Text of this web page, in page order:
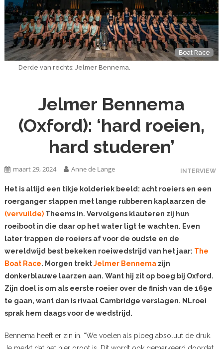
Boat Race
Derde van rechts: Jelmer Bennema.
Jelmer Bennema
(Oxford): ‘hard roeien,
hard studeren’
INTERVIEW
maart 29, 2024 Anne de Lange
Het is altijd een tikje kolderiek beeld: acht roeiers en een
roerganger stappen met lange rubberen kaplaarzen de
(vervuilde)Theems in. Vervolgens klauteren zij hun
roeiboot in die daar op het water ligt te wachten. Even
later trappen de roeiers af voor de oudste en de
wereldwijd best bekeken roeiwedstrijd van het jaar: The
Boat Race. Morgen trektJelmer Bennemazijn
donkerblauwe laarzen aan. Want hij zit op boeg bij Oxford.
Zijn doel is om als eerste roeier over de finish van de 169e
te gaan, want dan is rivaal Cambridge verslagen. NLroei
sprak hem daags voor de wedstrijd.
Bennema heeft er zin in. “We voelen als ploeg absoluut de druk.